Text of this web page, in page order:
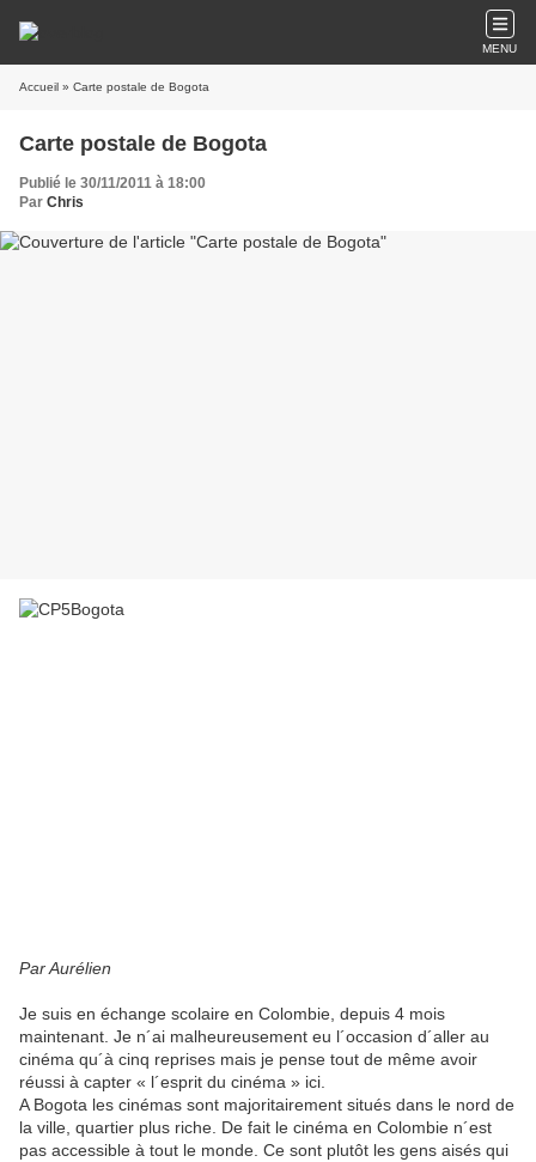
MENU
Accueil » Carte postale de Bogota
Carte postale de Bogota
Publié le 30/11/2011 à 18:00
Par Chris
Par Aurélien
Je suis en échange scolaire en Colombie, depuis 4 mois
maintenant. Je n´ai malheureusement eu l´occasion d´aller au
cinéma qu´à cinq reprises mais je pense tout de même avoir
réussi à capter « l´esprit du cinéma » ici.
A Bogota les cinémas sont majoritairement situés dans le nord de
la ville, quartier plus riche. De fait le cinéma en Colombie n´est
pas accessible à tout le monde. Ce sont plutôt les gens aisés qui